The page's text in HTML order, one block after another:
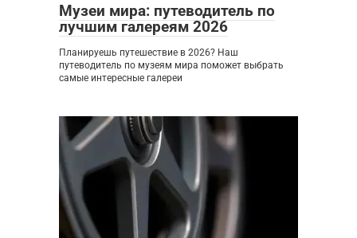
Музеи мира: путеводитель по
лучшим галереям 2026
Планируешь путешествие в 2026? Наш
путеводитель по музеям мира поможет выбрать
самые интересные галереи